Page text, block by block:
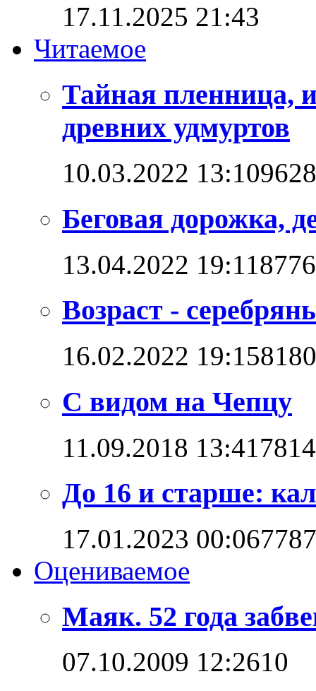
17.11.2025 21:43
Читаемое
Тайная пленница,
древних удмуртов
10.03.2022 13:109628
Беговая дорожка,
13.04.2022 19:118776
Возраст -
16.02.2022 19:158180
С видом на Чепцу
11.09.2018 13:41 7814
До 16 и старше:
17.01.2023 00:067787
Оцениваемое
Маяк. 52 года
07.10.2009 12:2610